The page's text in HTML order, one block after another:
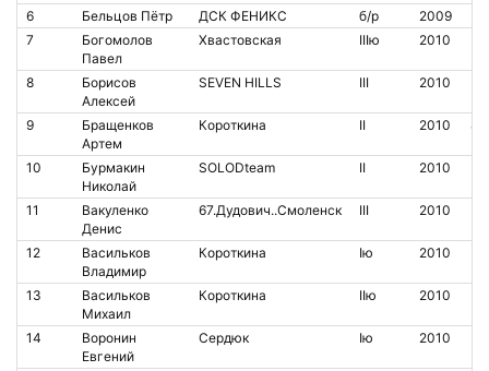
6 Бельцов Пётр ДСК ФЕНИКС б/р
2009
7
Богомолов
Павел
Хвастовская IIIю 2010
8
Борисов
Алексей
SEVEN HILLS III 2010
9
Бращенков
Артем
Короткина II 2010
10
Бурмакин
Николай
SOLODteam II 2010
11
Вакуленко
Денис
67.Дудович..Смоленск III 2010
12
Васильков
Владимир
Короткина Iю 2010
13
Васильков
Михаил
Короткина IIю 2010
14
Воронин
Евгений
Сердюк Iю 2010